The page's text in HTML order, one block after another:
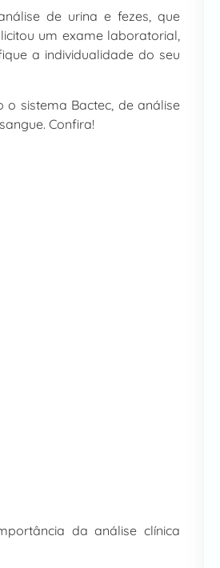
de urina e fezes, que
um exame laboratorial,
a individualidade do seu
o sistema Bactec, de análise
Confira!
da análise clínica